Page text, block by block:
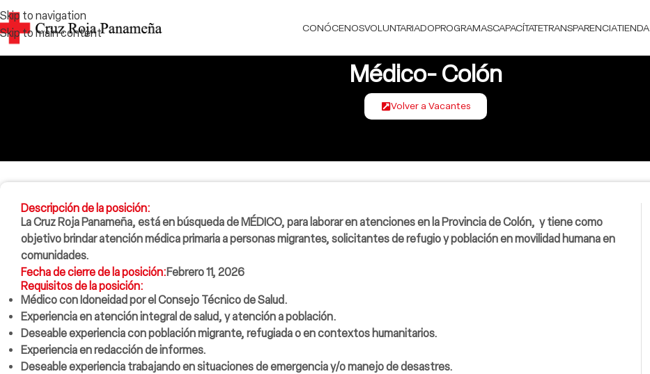
Skip to navigation
Skip to main content
CONÓCENOSVOLUNTARIADOPROGRAMASCAPACÍTATETRANSPARENCIATIENDA
Médico- Colón
Volver a Vacantes
Descripción de la posición:
La Cruz Roja Panameña, está en búsqueda de MÉDICO, para laborar en atenciones en la Provincia de Colón, y tiene como
objetivo brindar atención médica primaria a personas migrantes, solicitantes de refugio y población en movilidad humana en
comunidades.
Fecha de cierre de la posición:Febrero 11, 2026
Requisitos de la posición:
Médico con Idoneidad por el Consejo Técnico de Salud.
Experiencia en atención integral de salud, y atención a población.
Deseable experiencia con población migrante, refugiada o en contextos humanitarios.
Experiencia en redacción de informes.
Deseable experiencia trabajando en situaciones de emergencia y/o manejo de desastres.